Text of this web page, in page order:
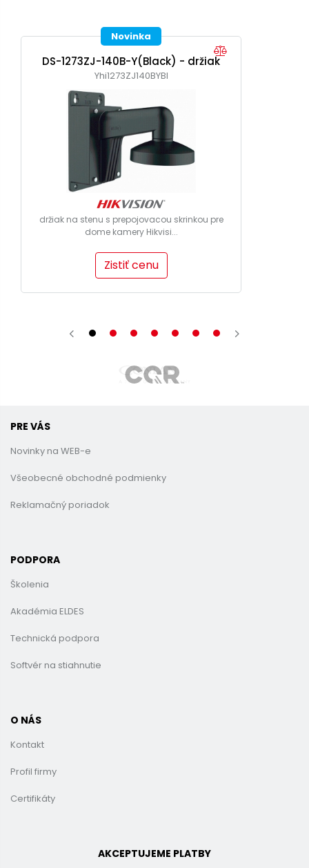
Novinka
DS-1273ZJ-140B-Y(Black) - držiak
Yhi1273ZJ140BYBl
držiak na stenu s prepojovacou skrinkou pre
dome kamery Hikvisi...
Zistiť cenu
PRE VÁS
Novinky na WEB-e
Všeobecné obchodné podmienky
Reklamačný poriadok
PODPORA
Školenia
Akadémia ELDES
Technická podpora
Softvér na stiahnutie
O NÁS
Kontakt
Profil firmy
Certifikáty
AKCEPTUJEME PLATBY